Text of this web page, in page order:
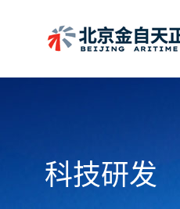
科技研发